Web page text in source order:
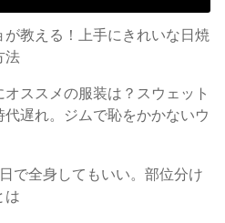
が教える！上手にきれいな日焼
法
オススメの服装は？スウェット
代遅れ。ジムで恥をかかないウ
で全身してもいい。部位分け
は